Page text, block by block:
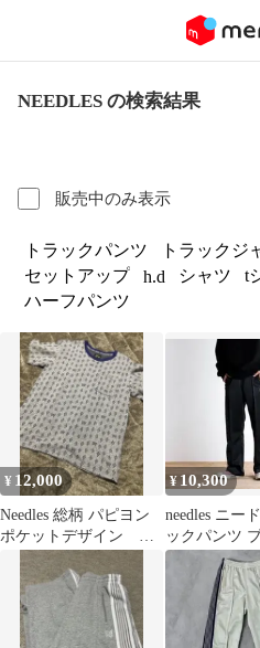
NEEDLES の検索結果
販売中のみ表示
トラックパンツ トラックジ
セットアップ
h.d シャツ t
ハーフパンツ
¥ 12,000
Needles 総柄 パピヨン
ポケットデザイン T
シャツ xs
¥ 10,300
needles ニー
ックパンツ
ワイト Mサ